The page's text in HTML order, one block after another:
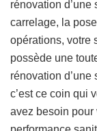
rénovation
carrelage, la
opérations, votre
possède une
rénovation
c’est ce coin qui
avez besoin pour